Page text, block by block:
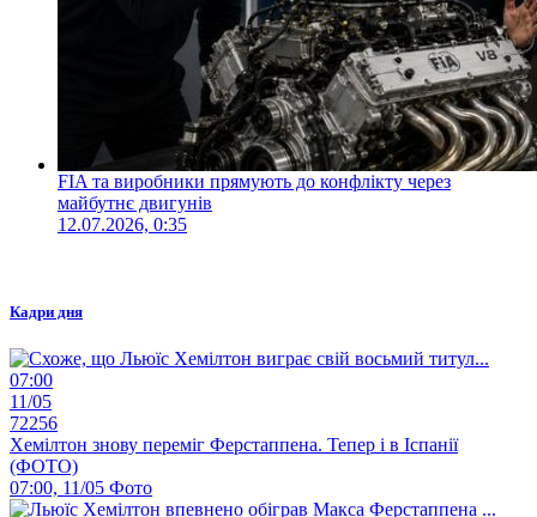
FIA та виробники прямують до конфлікту через
майбутнє двигунів
12.07.2026, 0:35
Кадри дня
07:00
11/05
72256
Хемілтон знову переміг Ферстаппена. Тепер і в Іспанії
(ФОТО)
07:00, 11/05 Фото